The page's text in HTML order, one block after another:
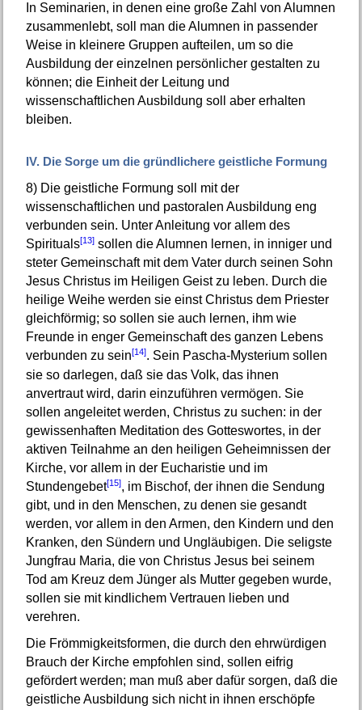
In Seminarien, in denen eine große Zahl von Alumnen
zusammenlebt, soll man die Alumnen in passender
Weise in kleinere Gruppen aufteilen, um so die
Ausbildung der einzelnen persönlicher gestalten zu
können; die Einheit der Leitung und
wissenschaftlichen Ausbildung soll aber erhalten
bleiben.
IV. Die Sorge um die gründlichere geistliche Formung
8)Die geistliche Formung soll mit der
wissenschaftlichen und pastoralen Ausbildung eng
verbunden sein. Unter Anleitung vor allem des
Spirituals[13]sollen die Alumnen lernen, in inniger und
steter Gemeinschaft mit dem Vater durch seinen Sohn
Jesus Christus im Heiligen Geist zu leben. Durch die
heilige Weihe werden sie einst Christus dem Priester
gleichförmig; so sollen sie auch lernen, ihm wie
Freunde in enger Gemeinschaft des ganzen Lebens
verbunden zu sein[14]. Sein Pascha-Mysterium sollen
sie so darlegen, daß sie das Volk, das ihnen
anvertraut wird, darin einzuführen vermögen. Sie
sollen angeleitet werden, Christus zu suchen: in der
gewissenhaften Meditation des Gotteswortes, in der
aktiven Teilnahme an den heiligen Geheimnissen der
Kirche, vor allem in der Eucharistie und im
Stundengebet[15], im Bischof, der ihnen die Sendung
gibt, und in den Menschen, zu denen sie gesandt
werden, vor allem in den Armen, den Kindern und den
Kranken, den Sündern und Ungläubigen. Die seligste
Jungfrau Maria, die von Christus Jesus bei seinem
Tod am Kreuz dem Jünger als Mutter gegeben wurde,
sollen sie mit kindlichem Vertrauen lieben und
verehren.
Die Frömmigkeitsformen, die durch den ehrwürdigen
Brauch der Kirche empfohlen sind, sollen eifrig
gefördert werden; man muß aber dafür sorgen, daß die
geistliche Ausbildung sich nicht in ihnen erschöpfe